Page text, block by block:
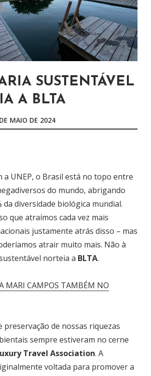
SUSTENTÁVEL
A BLTA
MAIO DE 2024
a UNEP, o Brasil está no topo entre
do mundo, abrigando
da diversidade biológica mundial.
que atraímos cada vez mais
justamente atrás disso – mas
atrair muito mais. Não à
norteia a BLTA.
MARI CAMPOS TAMBÉM NO
preservação de nossas riquezas
sempre estiveram no cerne
Travel Association. A
voltada para promover a